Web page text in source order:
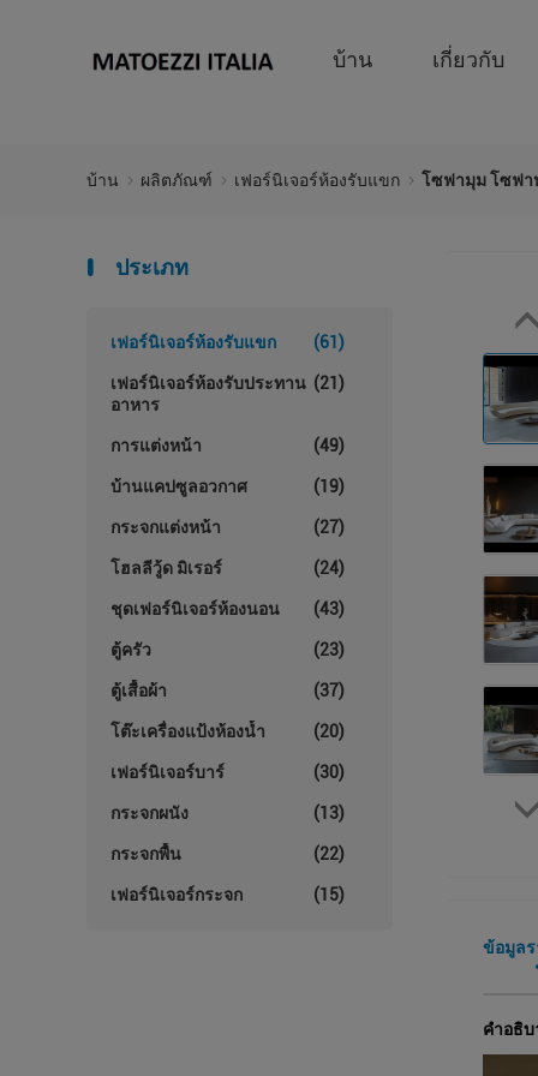
บ้าน เกี่ยวกับ
บ้าน ผลิตภัณฑ์ เฟอร์นิเจอร์ห้องรับแขก โซฟามุม โซฟา
ประเภท
เฟอร์นิเจอร์ห้องรับแขก (61)
เฟอร์นิเจอร์ห้องรับประทาน
อาหาร
(21)
การแต่งหน้า (49)
บ้านแคปซูลอวกาศ (19)
กระจกแต่งหน้า (27)
โฮลลีวู้ด มิเรอร์ (24)
ชุดเฟอร์นิเจอร์ห้องนอน (43)
ตู้ครัว (23)
ตู้เสื้อผ้า (37)
โต๊ะเครื่องแป้งห้องน้ำ (20)
เฟอร์นิเจอร์บาร์ (30)
กระจกผนัง (13)
กระจกพื้น (22)
เฟอร์นิเจอร์กระจก (15)
ข้อมูลร
คําอธิ